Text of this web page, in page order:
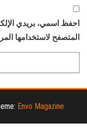
احفظ اسمي، بريدي
المتصفح لاستخدامها
Envo Magazine